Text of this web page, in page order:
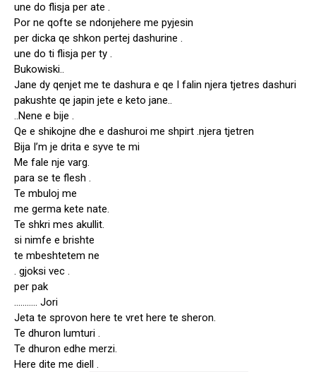
une do flisja per ate .
Por ne qofte se ndonjehere me pyjesin
per dicka qe shkon pertej dashurine .
une do ti flisja per ty .
Bukowiski..
Jane dy qenjet me te dashura e qe I falin njera tjetres dashuri
pakushte qe japin jete e keto jane..
..Nene e bije .
Qe e shikojne dhe e dashuroi me shpirt .njera tjetren
Bija I’m je drita e syve te mi
Me fale nje varg.
para se te flesh .
Te mbuloj me
me germa kete nate.
Te shkri mes akullit.
si nimfe e brishte
te mbeshtetem ne
. gjoksi vec .
per pak
……….. Jori
Jeta te sprovon here te vret here te sheron.
Te dhuron lumturi .
Te dhuron edhe merzi.
Here dite me diell .